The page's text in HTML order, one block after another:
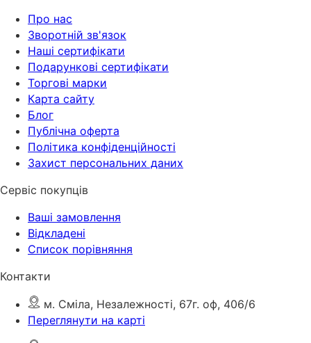
Про нас
Зворотній зв'язок
Наші сертифікати
Подарункові сертифікати
Торгові марки
Карта сайту
Блог
Публічна оферта
Політика конфіденційності
Захист персональних даних
Сервіс покупців
Ваші замовлення
Відкладені
Список порівняння
Контакти
м. Сміла, Незалежності, 67г. оф, 406/6
Переглянути на карті